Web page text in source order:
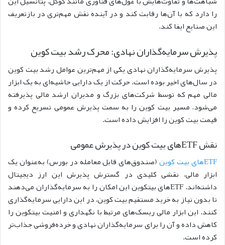
را دارد که با آن‌ها رقابت کند و در آینده نقش مهم‌تری در بازتعریف
این صنایع ایفا کند.
پذیرش سرمایه‌گذاران نهادی: محرک رشد بیت‌ کوین
پذیرش سرمایه‌گذاران نهادی یکی از مهم‌ترین عوامل رشد بیت‌ کوین
در سال‌های اخیر بوده است. حرکت از یک دارایی حاشیه‌ای به یک ابزار
مالی مهم که توسط شرکت‌های بزرگ و مدیران ارشد مالی پذیرفته
می‌شود، مسیر بیت‌ کوین را به سمت پذیرش عمومی تسریع کرده و
قیمت بیت کوین را افزایش داده است.
نقش ETFهای بیت‌ کوین در پذیرش عمومی
ETFهای بیت‌ کوین
(صندوق‌های قابل معامله در بورس) به‌عنوان یک
ابزار مالی، نقشی کلیدی در گسترش پذیرش این ارز دیجیتال
داشته‌اند. ETFهای بیتکوین این امکان را به سرمایه‌گذاران می‌دهند
تا بدون نیاز به خرید مستقیم بیت‌ کوین، در این دارایی سرمایه‌گذاری
کنند. این ابزار مالی ریسک‌های مرتبط با نگهداری و امنیت بیتکوین را
کاهش داده و آن را برای سرمایه‌گذاران نهادی و خرده‌فروشی جذاب‌تر
کرده است.